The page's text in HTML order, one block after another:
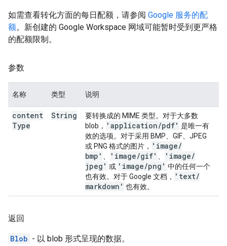
如需查看转化方面的每日配额，请参阅 Google 服务的配
额。新创建的 Google Workspace 网域可能暂时受到更严格
的配额限制。
参数
名称 类型 说明
content
Type
String
要转换成的 MIME 类型。对于大多数
blob， 'application/pdf' 是唯一有
效的选项。对于采用 BMP、GIF、JPEG
或 PNG 格式的图片， 'image/
bmp'
'image/gif' 'image/
jpeg' 或 'image/png' 中的任何一个
也有效。对于 Google 文档， 'text/
markdown' 也有效。
返回
Blob - 以 blob 形式呈现的数据。